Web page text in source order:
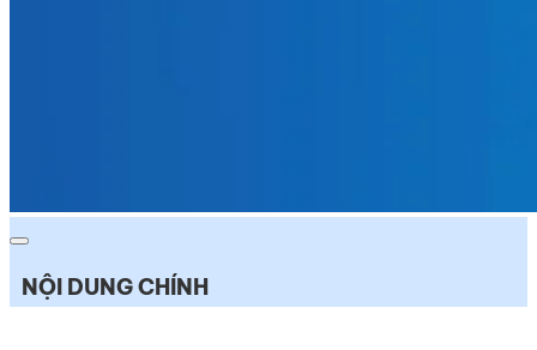
NỘI DUNG CHÍNH